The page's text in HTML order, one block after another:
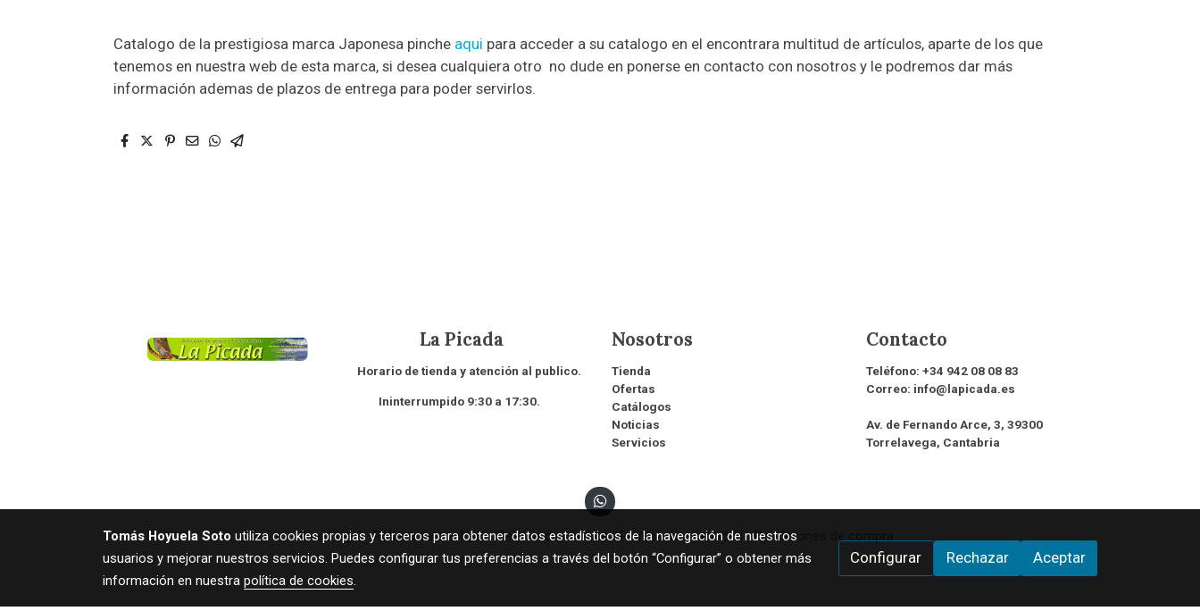
Catalogo de la prestigiosa marca Japonesa pinche aqui para acceder a su catalogo en el encontrara multitud de artículos, aparte de los que
tenemos en nuestra web de esta marca, si desea cualquiera otro no dude en ponerse en contacto con nosotros y le podremos dar más
información ademas de plazos de entrega para poder servirlos.
La Picada
Horario de tienda y atención al publico.
Ininterrumpido 9:30 a 17:30.
Nosotros
Tienda
Ofertas
Catálogos
Noticias
Servicios
Contacto
Teléfono: +34 942 08 08 83
Correo: info@lapicada.es
Av. de Fernando Arce, 3, 39300
Torrelavega, Cantabria
Aviso legal Política de cookies Gestión de cookies Política de privacidad Condiciones de compra
Tomás Hoyuela Soto utiliza cookies propias y terceros para obtener datos estadísticos de la navegación de nuestros
usuarios y mejorar nuestros servicios. Puedes configurar tus preferencias a través del botón “Configurar” o obtener más
información en nuestra política de cookies.
Configurar Rechazar Aceptar